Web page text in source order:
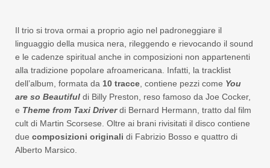
Il trio si trova ormai a proprio agio nel padroneggiare il
linguaggio della musica nera, rileggendo e rievocando il sound
e le cadenze spiritual anche in composizioni non appartenenti
alla tradizione popolare afroamericana. Infatti, la tracklist
dell’album, formata da 10 tracce , contiene pezzi come You
are so Beautiful di Billy Preston, reso famoso da Joe Cocker,
e Theme from Taxi Driverdi Bernard Hermann, tratto dal film
cult di Martin Scorsese. Oltre ai brani rivisitati il disco contiene
due composizioni originali di Fabrizio Bosso e quattro di
Alberto Marsico.